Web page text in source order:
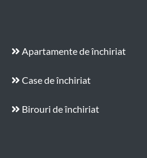
Apartamente de închiriat
Case de închiriat
Birouri de închiriat